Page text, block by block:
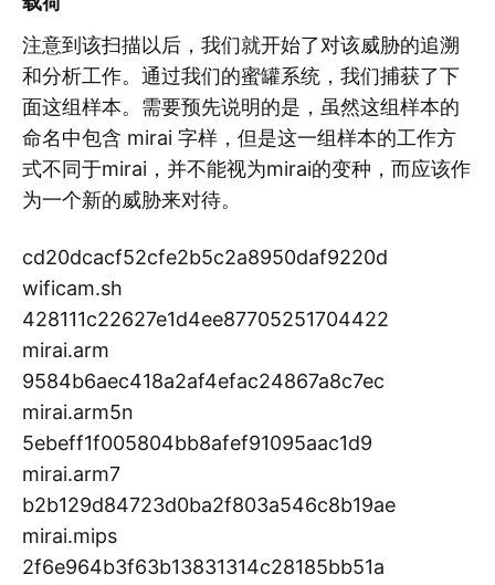
注意到该扫描以后，我们就开始了对该威胁的追溯
和分析工作。通过我们的蜜罐系统，我们捕获了下
面这组样本。需要预先说明的是，虽然这组样本的
命名中包含 mirai 字样，但是这一组样本的工作方
式不同于mirai，并不能视为mirai的变种，而应该作
为一个新的威胁来对待。
cd20dcacf52cfe2b5c2a8950daf9220d
wificam.sh
428111c22627e1d4ee87705251704422
mirai.arm
9584b6aec418a2af4efac24867a8c7ec
mirai.arm5n
5ebeff1f005804bb8afef91095aac1d9
mirai.arm7
b2b129d84723d0ba2f803a546c8b19ae
mirai.mips
2f6e964b3f63b13831314c28185bb51a